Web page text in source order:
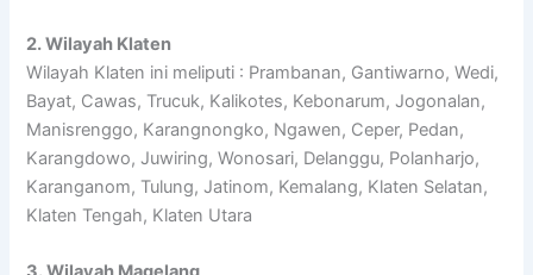
2. Wilayah Klaten
Wilayah Klaten ini meliputi : Prambanan, Gantiwarno, Wedi,
Bayat, Cawas, Trucuk, Kalikotes, Kebonarum, Jogonalan,
Manisrenggo, Karangnongko, Ngawen, Ceper, Pedan,
Karangdowo, Juwiring, Wonosari, Delanggu, Polanharjo,
Karanganom, Tulung, Jatinom, Kemalang, Klaten Selatan,
Klaten Tengah, Klaten Utara